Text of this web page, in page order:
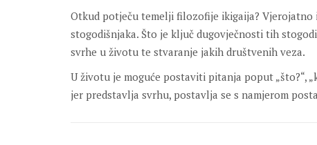
Otkud potječu temelji filozofije ikigaija? Vjerojatno
stogodišnjaka. Što je ključ dugovječnosti tih
svrhe u životu te stvaranje jakih društvenih veza.
U životu je moguće postaviti pitanja poput „što?“,
jer predstavlja svrhu, postavlja se s namjerom